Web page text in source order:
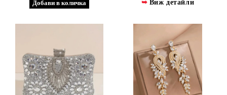
Виж детайли